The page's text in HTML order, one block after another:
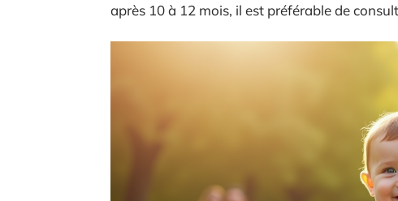
après 10 à 12 mois, il est préférable de